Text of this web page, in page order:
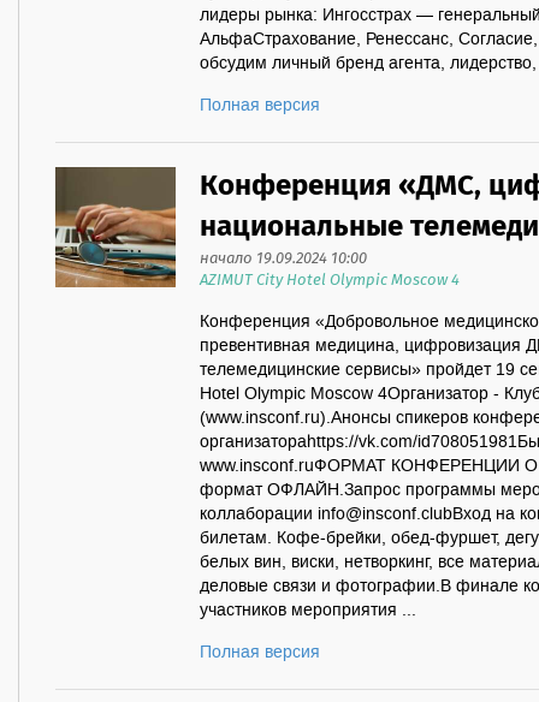
лидеры рынка: Ингосстрах —
АльфаСтрахование, Ренессанс,
обсудим личный бренд агента,
Полная версия
Конференция «ДМС,
национальные
начало 19.09.2024 10:00
AZIMUT City Hotel Olympic Moscow 4
Конференция «Добровольное
превентивная медицина, цифровизация
телемедицинские сервисы» пройдет 19
Hotel Olympic Moscow 4Организатор -
(www.insconf.ru).Анонсы спикеров
организатораhttps://vk.com/
www.insconf.ruФОРМАТ КОНФЕРЕНЦИИ
формат ОФЛАЙН.Запрос программы
коллаборации info@insconf.clubВход на
билетам. Кофе-брейки, обед-фуршет,
белых вин, виски, нетворкинг, все
деловые связи и фотографии.В финале
участников мероприятия ...
Полная версия